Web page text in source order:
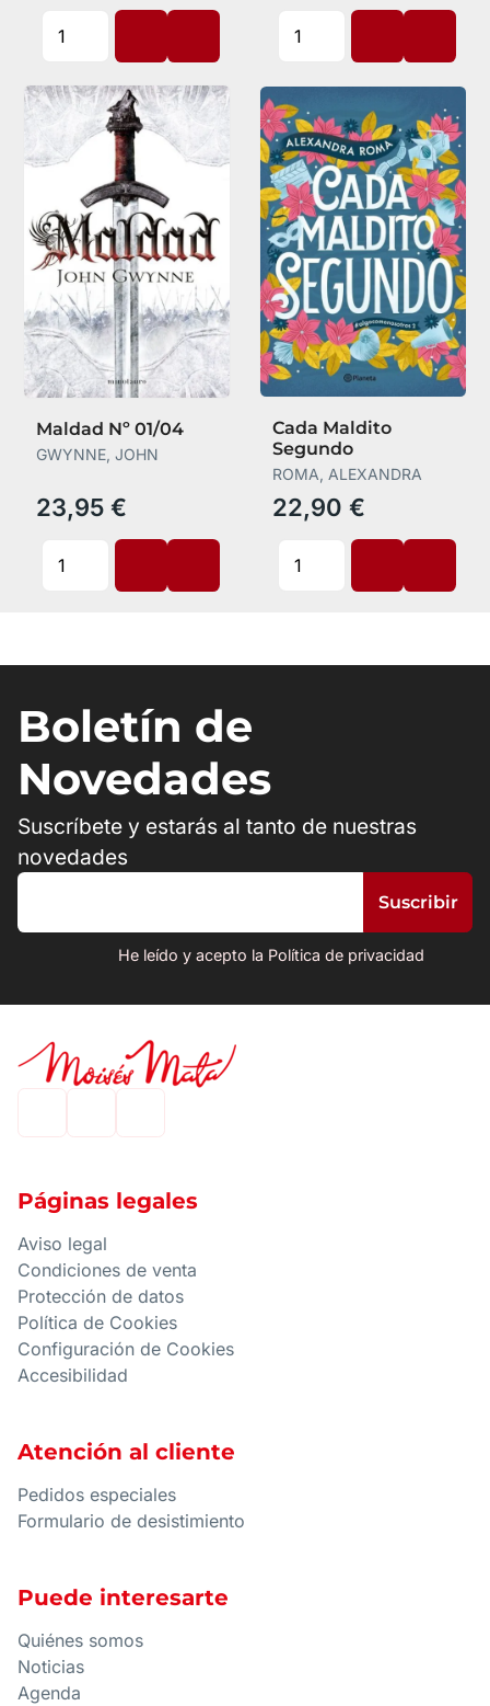
Maldad Nº 01/04
GWYNNE, JOHN
23,95 €
Cada Maldito
Segundo
ROMA, ALEXANDRA
22,90 €
Boletín de
Novedades
Suscríbete y estarás al tanto de nuestras
novedades
He leído y acepto la Política de privacidad
Páginas legales
Aviso legal
Condiciones de venta
Protección de datos
Política de Cookies
Configuración de Cookies
Accesibilidad
Atención al cliente
Pedidos especiales
Formulario de desistimiento
Puede interesarte
Quiénes somos
Noticias
Agenda